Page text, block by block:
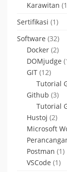
Karawitan
Sertifikasi (1)
Software (32)
Docker (2)
DOMjudge
GIT (12)
Tutorial
Github (3)
Tutorial
Hustoj (2)
Microsoft
Postman (1)
VSCode (1)